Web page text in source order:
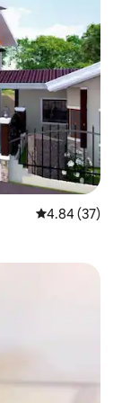
औसत रेटिंग 5 में
4.84 (37)